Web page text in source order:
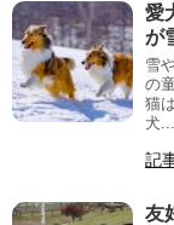
愛
が
雪
の
猫
犬...
記
友